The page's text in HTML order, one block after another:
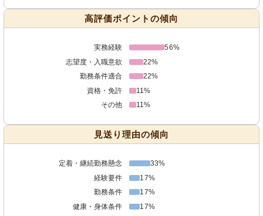
高評価ポイントの傾向
実務経験
56%
志望度・入職意欲
22%
勤務条件適合
22%
資格・免許
11%
その他
11%
見送り理由の傾向
定着・継続勤務懸念
33%
経験要件
17%
勤務条件
17%
健康・身体条件
17%